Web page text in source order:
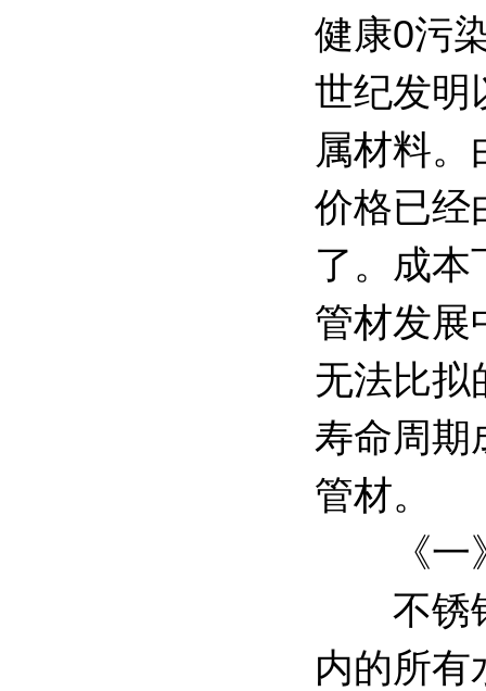
健康0污
世纪发明
属材料
价格已经
了。成本
管材发展
无法比拟
寿命周期
管材。
《一
不锈钢
内的所有